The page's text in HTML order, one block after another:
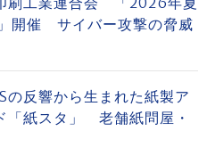
開催 サイバー攻撃の脅威
反響から生まれた紙製ア
「紙スタ」 老舗紙問屋・